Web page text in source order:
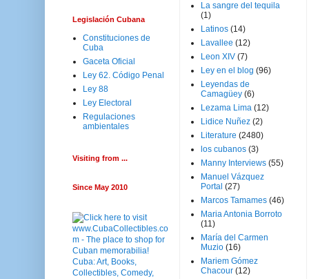
Legislación Cubana
Constituciones de
Cuba
Gaceta Oficial
Ley 62. Código Penal
Ley 88
Ley Electoral
Regulaciones
ambientales
Visiting from ...
Since May 2010
La sangre del tequila
(1)
Latinos (14)
Lavallee (12)
Leon XIV (7)
Ley en el blog (96)
Leyendas de
Camagüey (6)
Lezama Lima (12)
Lidice Nuñez (2)
Literature (2480)
los cubanos (3)
Manny Interviews (55)
Manuel Vázquez
Portal (27)
Marcos Tamames (46)
Maria Antonia Borroto
(11)
María del Carmen
Muzio (16)
Mariem Gómez
Chacour (12)